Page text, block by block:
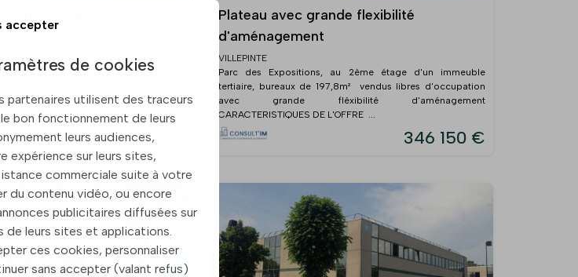
du parc d'affaires International de
...
1 015 500 €
Plateau avec grande flexibilité
d'aménagement
VILLEPINTE
Parc des Expositions, au 2ème étage d'un immeuble
tertiaire, bureaux de 197,8m² vendus libres d'occupation
avec grande fléxibilité d'aménagement
CARACTERISTIQUES DE L'OFFRE ...
346 150 €
accepter
de cookies
partenaires utilisent des traceurs
bon fonctionnement de leurs
leurs audiences,
expérience sur leurs sites,
commerciale suite à votre
du contenu vidéo, ou encore
publicitaires diffusées sur
de leurs sites et applications.
ces cookies, personnaliser
sans accepter (valant refus)